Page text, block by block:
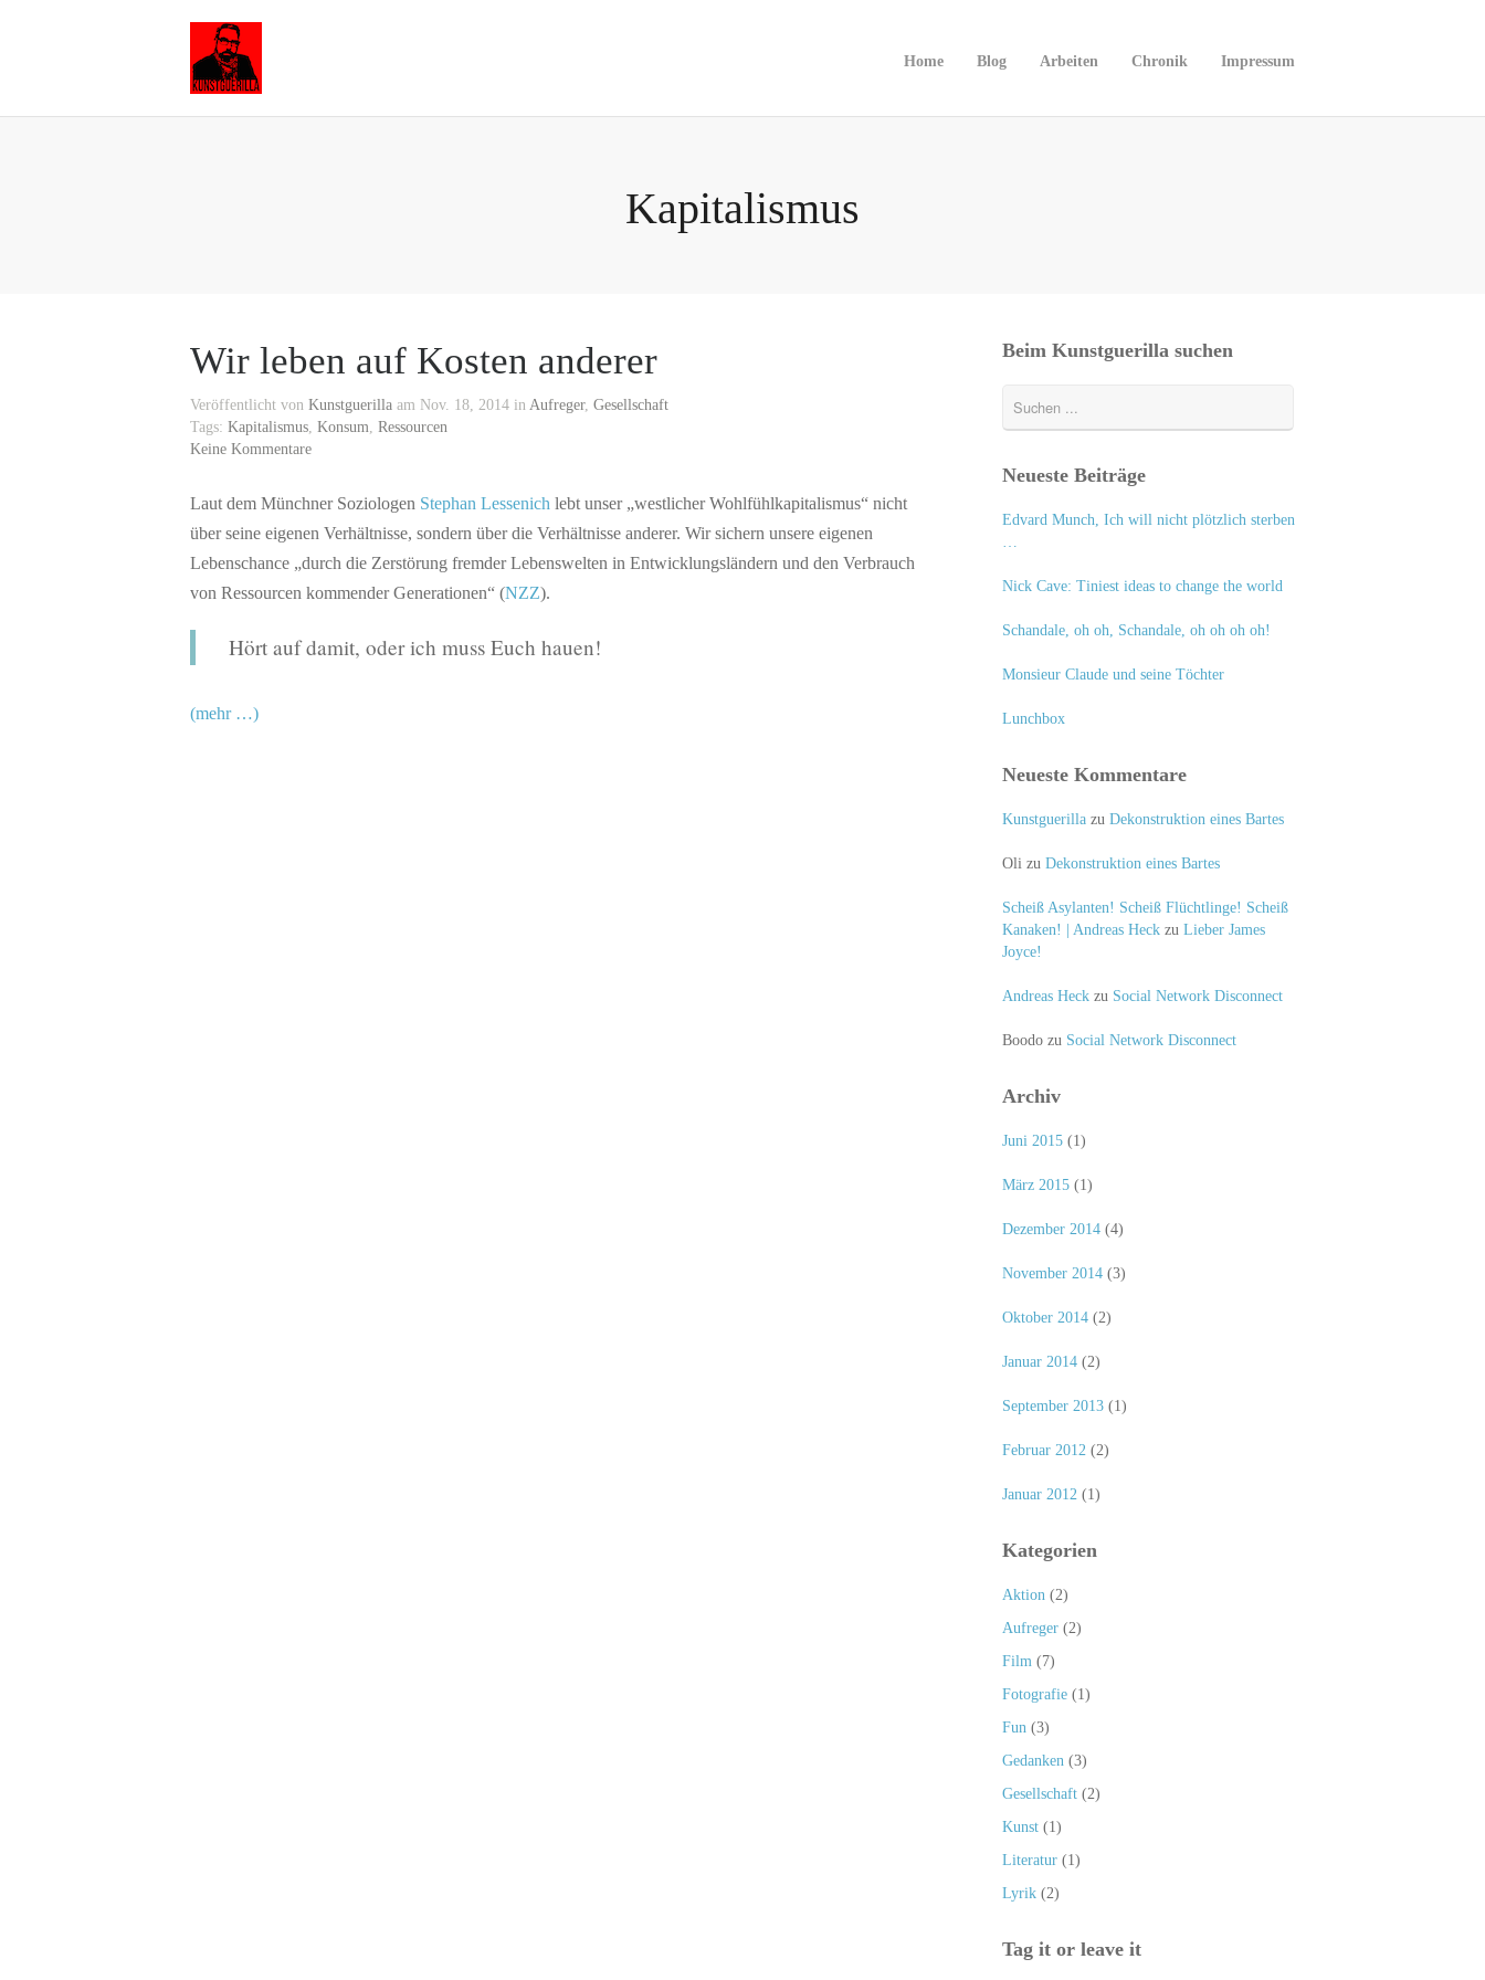
Home Blog Arbeiten Chronik Impressum
Kapitalismus
Wir leben auf Kosten anderer
Veröffentlicht von Kunstguerilla am Nov. 18, 2014 in Aufreger, Gesellschaft
Tags: Kapitalismus, Konsum, Ressourcen
Keine Kommentare
Laut dem Münchner Soziologen Stephan Lessenich lebt unser „westlicher Wohlfühlkapitalismus“ nicht
über seine eigenen Verhältnisse, sondern über die Verhältnisse anderer. Wir sichern unsere eigenen
Lebenschance „durch die Zerstörung fremder Lebenswelten in Entwicklungsländern und den Verbrauch
von Ressourcen kommender Generationen“ (NZZ).
Hört auf damit, oder ich muss Euch hauen!
(mehr …)
Beim Kunstguerilla suchen
Neueste Beiträge
Edvard Munch, Ich will nicht plötzlich sterben
…
Nick Cave: Tiniest ideas to change the world
Schandale, oh oh, Schandale, oh oh oh oh!
Monsieur Claude und seine Töchter
Lunchbox
Neueste Kommentare
Kunstguerilla zu Dekonstruktion eines Bartes
Oli zu Dekonstruktion eines Bartes
Scheiß Asylanten! Scheiß Flüchtlinge! Scheiß
Kanaken! | Andreas Heck zu Lieber James
Joyce!
Andreas Heck zu Social Network Disconnect
Boodo zu Social Network Disconnect
Archiv
Juni 2015 (1)
März 2015 (1)
Dezember 2014 (4)
November 2014 (3)
Oktober 2014 (2)
Januar 2014 (2)
September 2013 (1)
Februar 2012 (2)
Januar 2012 (1)
Kategorien
Aktion (2)
Aufreger (2)
Film (7)
Fotografie (1)
Fun (3)
Gedanken (3)
Gesellschaft (2)
Kunst (1)
Literatur (1)
Lyrik (2)
Tag it or leave it